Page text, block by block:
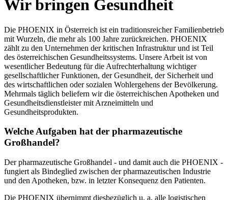
Wir bringen Gesundheit
Die PHOENIX in Österreich ist ein traditionsreicher Familienbetrieb
mit Wurzeln, die mehr als 100 Jahre zurückreichen. PHOENIX
zählt zu den Unternehmen der kritischen Infrastruktur und ist Teil
des österreichischen Gesundheitssystems. Unsere Arbeit ist von
wesentlicher Bedeutung für die Aufrechterhaltung wichtiger
gesellschaftlicher Funktionen, der Gesundheit, der Sicherheit und
des wirtschaftlichen oder sozialen Wohlergehens der Bevölkerung.
Mehrmals täglich beliefern wir die österreichischen Apotheken und
Gesundheitsdienstleister mit Arzneimitteln und
Gesundheitsprodukten.
Welche Aufgaben hat der pharmazeutische
Großhandel?
Der pharmazeutische Großhandel - und damit auch die PHOENIX -
fungiert als Bindeglied zwischen der pharmazeutischen Industrie
und den Apotheken, bzw. in letzter Konsequenz den Patienten.
Die PHOENIX übernimmt diesbezüglich u. a. alle logistischen